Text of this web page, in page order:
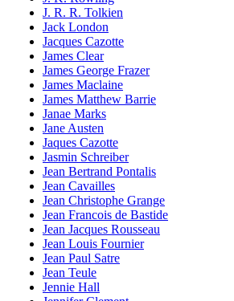
J. R. R. Tolkien
Jack London
Jacques Cazotte
James Clear
James George Frazer
James Maclaine
James Matthew Barrie
Janae Marks
Jane Austen
Jaques Cazotte
Jasmin Schreiber
Jean Bertrand Pontalis
Jean Cavailles
Jean Christophe Grange
Jean Francois de Bastide
Jean Jacques Rousseau
Jean Louis Fournier
Jean Paul Satre
Jean Teule
Jennie Hall